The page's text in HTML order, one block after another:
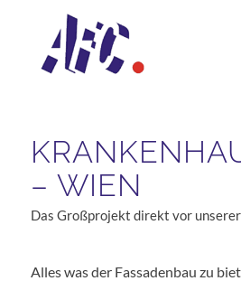
– WIEN
Das Großprojekt direkt vor
Alles was der Fassadenbau zu